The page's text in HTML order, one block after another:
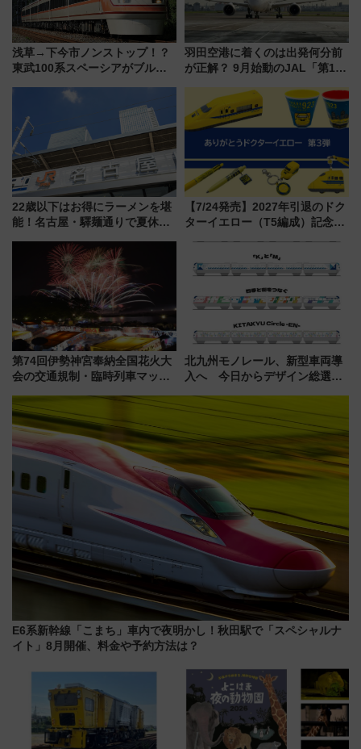
浅草→下今市ノンストップ！？
東武100系スペーシアがブルー
ー当時の停車駅」を再現 運転
時刻や特急券の買い方を紹介
羽田空港に着くのは出発何分前
が正解？ 9月始動のJAL「第1タ
歩1キロ超え！ 知っておきたい
変更点まとめ
22歳以下はお得にラーメンを堪
能！名古屋・驛麺通りで夏休み
よりスタート
【7/24発売】2027年引退のドク
ターイエロー（T5編成）記念グ
送の目覚まし時計など通販・販
売店舗まとめ
第74回伊勢神宮奉納全国花火大
会の交通規制・臨時列車マッ
セス
北九州モノレール、新型車両導
入へ 今日からデザイン総選挙
E6系新幹線「こまち」車内で夜明かし！秋田駅で「スペシャルナ
イト」8月開催、料金や予約方法は？